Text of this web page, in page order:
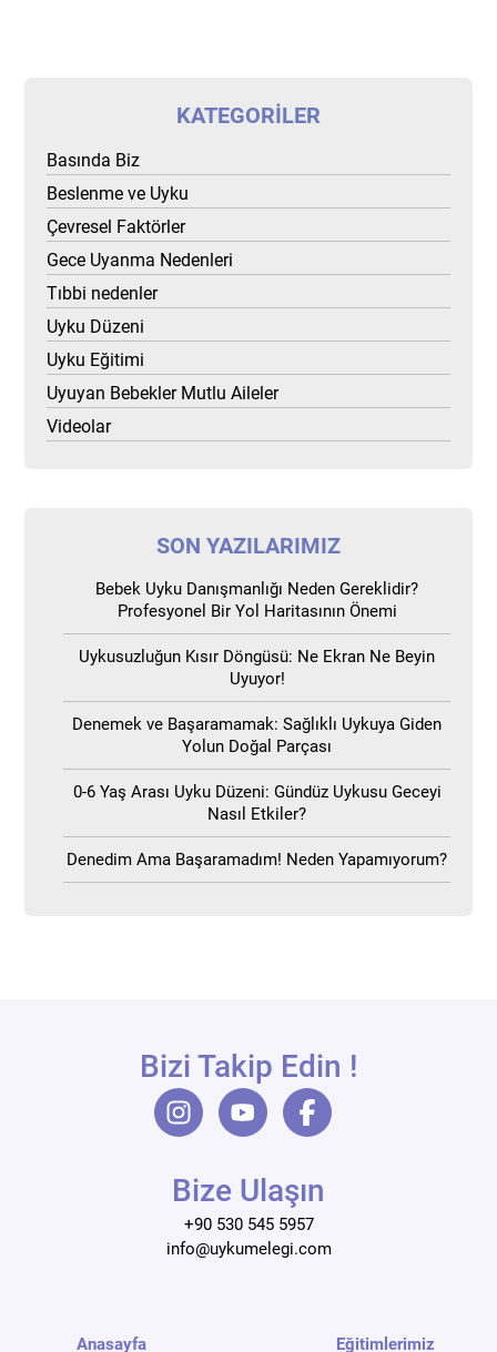
KATEGORILER
Basında Biz
Beslenme ve Uyku
Çevresel Faktörler
Gece Uyanma Nedenleri
Tıbbi nedenler
Uyku Düzeni
Uyku Eğitimi
Uyuyan Bebekler Mutlu Aileler
Videolar
SON YAZILARIMIZ
Bebek Uyku Danışmanlığı Neden Gereklidir?
Profesyonel Bir Yol Haritasının Önemi
Uykusuzluğun Kısır Döngüsü: Ne Ekran Ne Beyin
Uyuyor!
Denemek ve Başaramamak: Sağlıklı Uykuya Giden
Yolun Doğal Parçası
0-6 Yaş Arası Uyku Düzeni: Gündüz Uykusu Geceyi
Nasıl Etkiler?
Denedim Ama Başaramadım! Neden Yapamıyorum?
Bizi Takip Edin !
Bize Ulaşın
+90 530 545 5957
info@uykumelegi.com
Anasayfa Eğitimlerimiz